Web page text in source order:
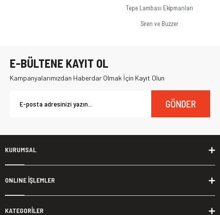
Tepe Lambası Ekipmanları
Siren ve Buzzer
E-BÜLTENE KAYIT OL
Kampanyalarımızdan Haberdar Olmak İçin Kayıt Olun
GÖNDER
KURUMSAL
ONLINE İŞLEMLER
KATEGORİLER